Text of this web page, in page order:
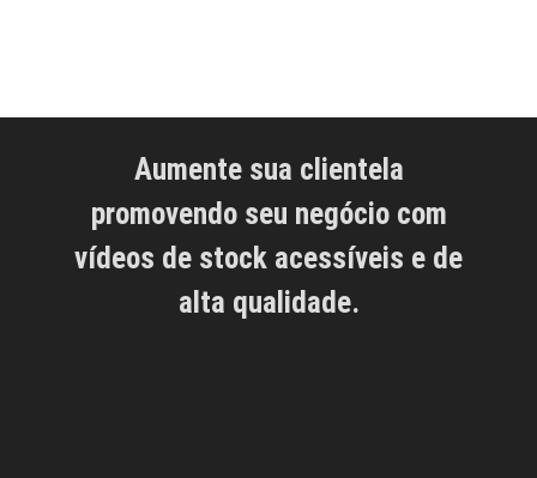
Aumente sua clientela
promovendo seu negócio com
vídeos de stock acessíveis e de
alta qualidade.